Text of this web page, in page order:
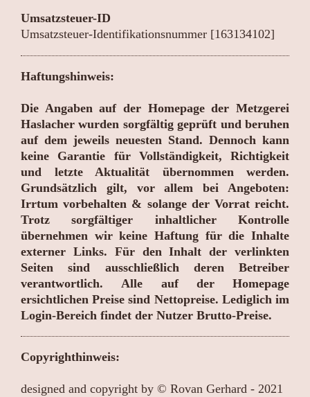
Umsatzsteuer-ID
Umsatzsteuer-Identifikationsnummer [163134102]
Haftungshinweis:
Die Angaben auf der Homepage der Metzgerei
Haslacher wurden sorgfältig geprüft und beruhen
auf dem jeweils neuesten Stand. Dennoch kann
keine Garantie für Vollständigkeit, Richtigkeit
und letzte Aktualität übernommen werden.
Grundsätzlich gilt, vor allem bei Angeboten:
Irrtum vorbehalten & solange der Vorrat reicht.
Trotz sorgfältiger inhaltlicher Kontrolle
übernehmen wir keine Haftung für die Inhalte
externer Links. Für den Inhalt der verlinkten
Seiten sind ausschließlich
deren Betreiber
verantwortlich.
Alle auf der Homepage
ersichtlichen Preise sind Nettopreise. Lediglich im
Login-Bereich findet der Nutzer Brutto-Preise.
Copyrighthinweis:
designed and copyright by © Rovan Gerhard - 2021